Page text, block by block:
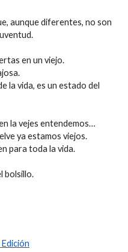
aunque diferentes, no son
en un viejo.
la vida, es un estado del
la vejes entendemos…
ya estamos viejos.
para toda la vida.
bolsillo.